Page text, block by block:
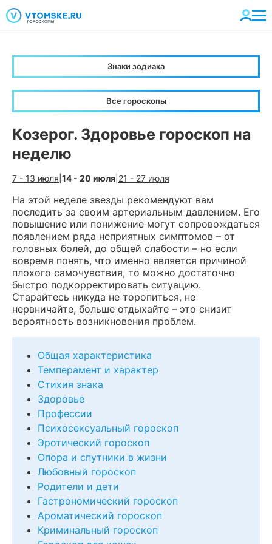
Знаки зодиака
Козерог. Здоровье гороскоп на
неделю
7 - 13 июля 14 - 20 июля 21 - 27 июля
На этой неделе звезды рекомендуют вам
последить за своим артериальным давлением. Его
повышение или понижение могут сопровождаться
появлением ряда неприятных симптомов – от
головных болей, до общей слабости – но если
вовремя понять, что именно является причиной
плохого самочувствия, то можно достаточно
быстро подкорректировать ситуацию.
Старайтесь никуда не торопиться, не
нервничайте, больше отдыхайте – это снизит
вероятность возникновения проблем.
Общая характеристика
Темперамент и характер
Стихия знака
Здоровье
Профессии
Психосексуальный гороскоп
Эротический гороскоп
Опора и спутники в жизни
Любовный гороскоп
Родители и дети
Гастрономический гороскоп
Ароматический гороскоп
Криминальный гороскоп
Все гороскопы